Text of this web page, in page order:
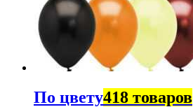
По цвету418 товаров